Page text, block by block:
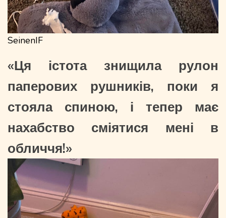
SeinenIF
«Ця істота знищила рулон
паперових рушників, поки я
стояла спиною, і тепер має
нахабство сміятися мені в
обличчя!»